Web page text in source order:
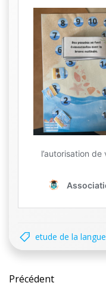
etude de la langue
Post
Précédent